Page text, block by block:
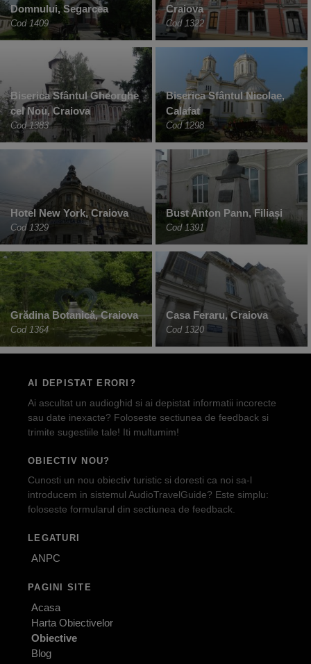
Domnului, Segarcea
Cod 1409
Craiova
Cod 1322
Biserica Sfântul Gheorghe
cel Nou, Craiova
Cod 1383
Biserica Sfântul Nicolae,
Calafat
Cod 1298
Hotel New York, Craiova
Cod 1329
Bust Anton Pann, Filiași
Cod 1391
Grădina Botanică, Craiova
Cod 1364
Casa Feraru, Craiova
Cod 1320
AI DEPISTAT ERORI?
Ai ascultat un audioghid si ai depistat informatii incorecte
sau date inexacte? Foloseste sectiunea de feedback si
trimite sugestiile tale! Iti multumim!
OBIECTIV NOU?
Cunosti un nou obiectiv turistic si doresti ca noi sa-l
introducem in sistemul AudioTravelGuide? Este simplu:
foloseste formularul din sectiunea de feedback.
LEGATURI
ANPC
PAGINI SITE
Acasa
Harta Obiectivelor
Obiective
Blog